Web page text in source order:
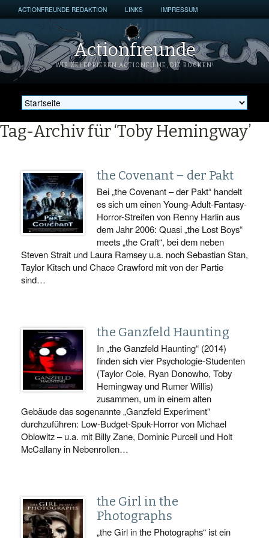
ACTIONFREUNDE REDAKTION LINKS IMPRESSUM
Actionfreunde
WIR ZELEBRIEREN ACTIONFILME, DIE ROCKEN!
Tag-Archiv für ‘Toby Hemingway’
the Covenant – der Pakt
Bei „the Covenant – der Pakt“ handelt
es sich um einen Young-Adult-Fantasy-
Horror-Streifen von Renny Harlin aus
dem Jahr 2006: Quasi „the Lost Boys“
meets „the Craft“, bei dem neben
Steven Strait und Laura Ramsey u.a. noch Sebastian Stan,
Taylor Kitsch und Chace Crawford mit von der Partie
sind…
the Ganzfeld Haunting
In „the Ganzfeld Haunting“ (2014)
finden sich vier Psychologie-Studenten
(Taylor Cole, Ryan Donowho, Toby
Hemingway und Rumer Willis)
zusammen, um in einem alten
Gebäude das sogenannte „Ganzfeld Experiment“
durchzuführen: Low-Budget-Spuk-Horror von Michael
Oblowitz – u.a. mit Billy Zane, Dominic Purcell und Holt
McCallany in Nebenrollen…
the Girl in the
Photographs
„the Girl in the Photographs“ ist ein